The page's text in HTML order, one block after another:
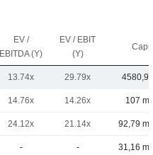
EV /
EBITDA (Y)
EV / EBIT
(Y)
13.74x 29.79x 4580,94
14.76x 14.26x 107 mil
24.12x 21.14x 92,79 mil
- - 31,16 mil